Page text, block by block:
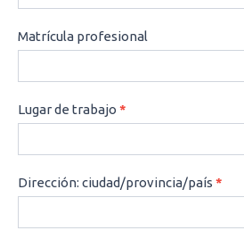
Matrícula profesional
Lugar de trabajo *
Dirección: ciudad/provincia/país *